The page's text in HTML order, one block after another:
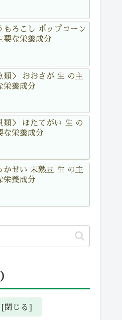
もろこし ポップコーン
要な栄養成分
類＞ おおさが 生 の主
栄養成分
類＞ ほたてがい 生 の
な栄養成分
かせい 未熟豆 生 の主
栄養成分